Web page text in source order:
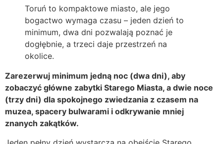
Toruń to kompaktowe miasto, ale jego
bogactwo wymaga czasu – jeden dzień to
minimum, dwa dni pozwalają poznać je
dogłębnie, a trzeci daje przestrzeń na
okolice.
Zarezerwuj minimum jedną noc (dwa dni), aby
zobaczyć główne zabytki Starego Miasta, a dwie noce
(trzy dni) dla spokojnego zwiedzania z czasem na
muzea, spacery bulwarami i odkrywanie mniej
znanych zakątków.